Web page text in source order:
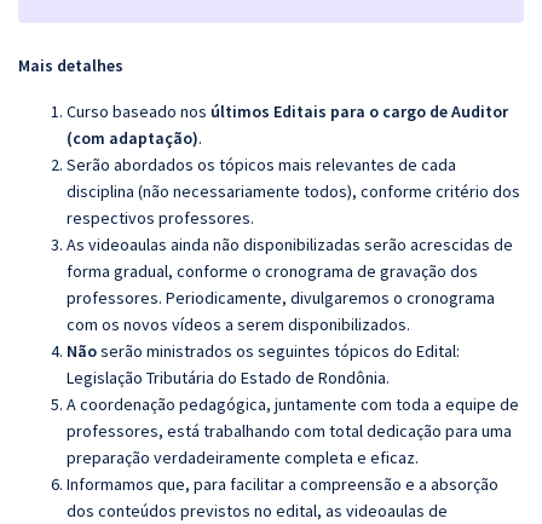
Mais detalhes
Curso baseado nos últimos Editais para o cargo de Auditor
(com adaptação).
Serão abordados os tópicos mais relevantes de cada
disciplina (não necessariamente todos), conforme critério dos
respectivos professores.
As videoaulas ainda não disponibilizadas serão acrescidas de
forma gradual, conforme o cronograma de gravação dos
professores. Periodicamente, divulgaremos o cronograma
com os novos vídeos a serem disponibilizados.
Nãoserão ministrados os seguintes tópicos do Edital:
Legislação Tributária do Estado de Rondônia.
A coordenação pedagógica, juntamente com toda a equipe de
professores, está trabalhando com total dedicação para uma
preparação verdadeiramente completa e eficaz.
Informamos que, para facilitar a compreensão e a absorção
dos conteúdos previstos no edital, as videoaulas de